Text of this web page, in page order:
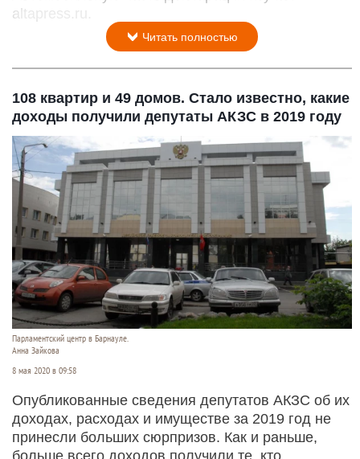
altapress.ru.
Читать полностью
108 квартир и 49 домов. Стало известно, какие
доходы получили депутаты АКЗС в 2019 году
Парламентский центр в Барнауле.
Анна Зайкова
8 мая 2020 в 09:58
Опубликованные сведения депутатов АКЗС об их
доходах, расходах и имуществе за 2019 год не
принесли больших сюрпризов. Как и раньше,
больше всего доходов получили те, кто